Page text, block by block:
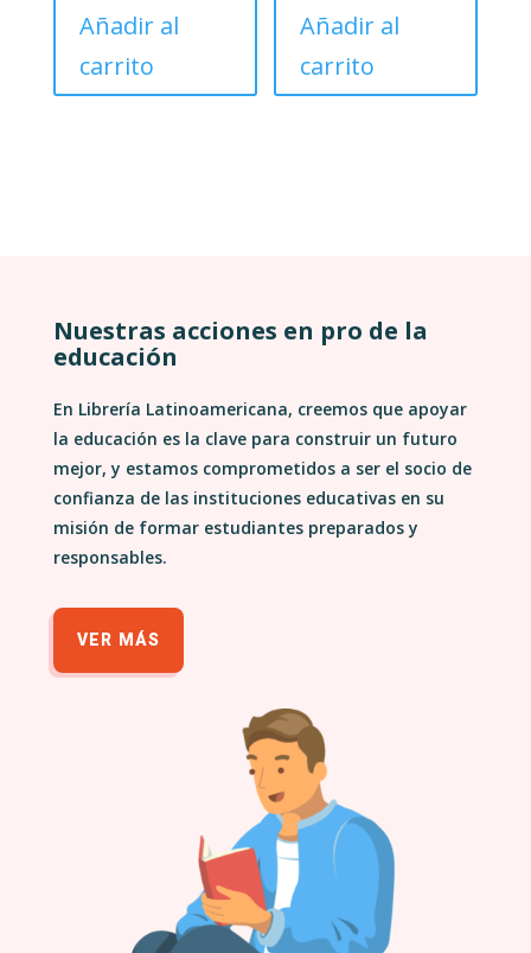
Añadir al
carrito
Añadir al
carrito
Nuestras acciones en pro de la
educación
En Librería Latinoamericana, creemos que apoyar
la educación es la clave para construir un futuro
mejor, y estamos comprometidos a ser el socio de
confianza de las instituciones educativas en su
misión de formar estudiantes preparados y
responsables.
VER MÁS